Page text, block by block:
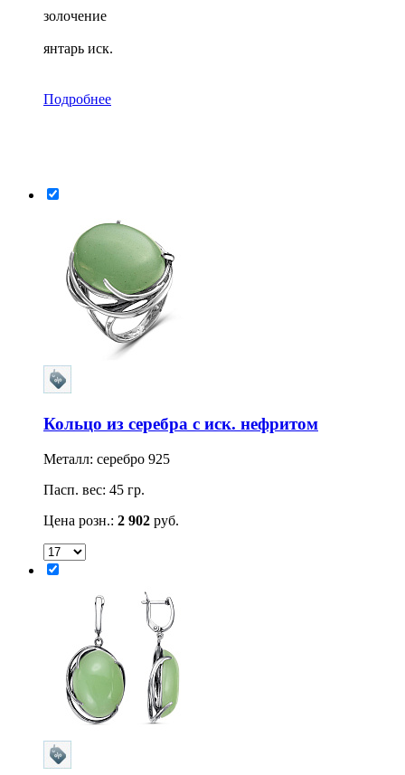
золочение
янтарь иск.
Подробнее
Кольцо из серебра с иск. нефритом
Металл: серебро 925
Пасп. вес: 45 гр.
Цена розн.: 2 902 руб.